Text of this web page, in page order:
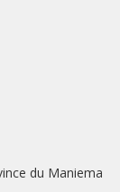
du Maniema